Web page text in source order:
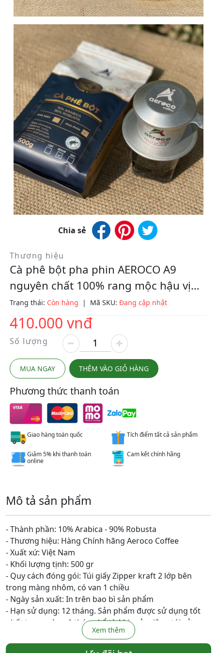
Chia sẻ
Thương hiệu
Cà phê bột pha phin AEROCO A9
nguyên chất 100% rang mộc hậu vị
ngọt thơm quyến rũ, gói 500gr
Trạng thái: Còn hàng | Mã SKU: Đang cập nhật
410.000 vnđ
Số lượng
MUA NGAY THÊM VÀO GIỎ HÀNG
Phương thức thanh toán
Giao hàng toàn quốc Tích điểm tất cả sản phẩm
Giảm 5% khi thanh toán
online
Cam kết chính hãng
Mô tả sản phẩm
- Thành phần: 10% Arabica - 90% Robusta
- Thương hiệu: Hàng Chính hãng Aeroco Coffee
- Xuất xứ: Việt Nam
- Khối lượng tịnh: 500 gr
- Quy cách đóng gói: Túi giấy Zipper kraft 2 lớp bên
trong màng nhôm, có van 1 chiều
- Ngày sản xuất: In trên bao bì sản phẩm
- Hạn sử dụng: 12 tháng. Sản phẩm được sử dụng tốt
nhất trong vòng 1 tháng kể từ khi mở miệng túi sử
Xem thêm